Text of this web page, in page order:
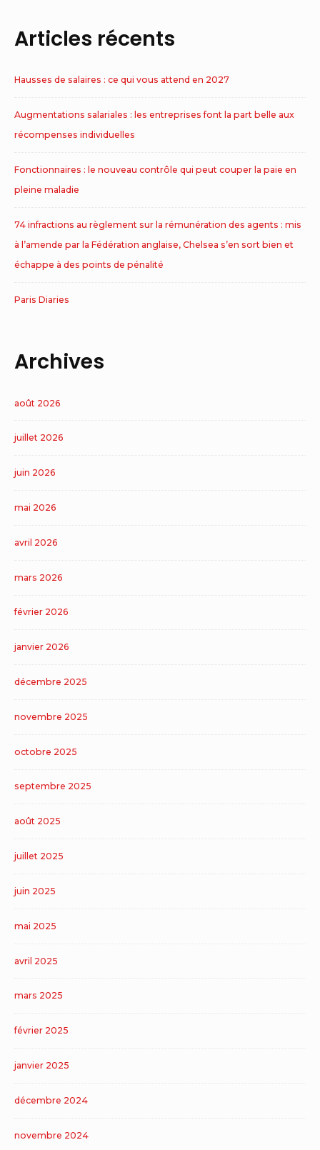
Articles récents
Hausses de salaires : ce qui vous attend en 2027
Augmentations salariales : les entreprises font la part belle aux
récompenses individuelles
Fonctionnaires : le nouveau contrôle qui peut couper la paie en
pleine maladie
74 infractions au règlement sur la rémunération des agents : mis
à l’amende par la Fédération anglaise, Chelsea s’en sort bien et
échappe à des points de pénalité
Paris Diaries
Archives
août 2026
juillet 2026
juin 2026
mai 2026
avril 2026
mars 2026
février 2026
janvier 2026
décembre 2025
novembre 2025
octobre 2025
septembre 2025
août 2025
juillet 2025
juin 2025
mai 2025
avril 2025
mars 2025
février 2025
janvier 2025
décembre 2024
novembre 2024